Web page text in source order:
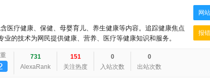
医疗健康、保健、母婴育儿、养生健康等内容。追踪健康焦点
的技术为网民提供健康、营养、医疗等健康知识和服务。
网
报
731
AlexaRank
151
关注热度
0
入站次数
0
出站次数